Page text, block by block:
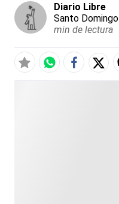
Diario Libre
Santo Domingo
min de lectura